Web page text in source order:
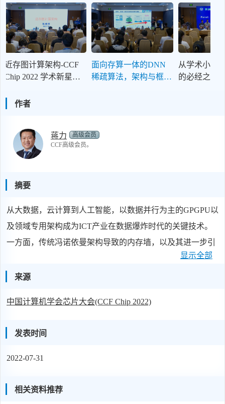
近存图计算架构-CCF
Chip 2022 学术新星论
面向存算一体的DNN
稀疏算法，架构与框
从学术小白
的必经之路-
作者
蒋力
高级会员
CCF高级会员。
摘要
从大数据，云计算到人工智能，以数据并行为主的GPGPU以
及领域专用架构成为ICT产业在数据爆炸时代的关键技术。
一方面，传统冯诺依曼架构导致的内存墙，以及其进一步引
发的能效墙问题成为制约架构性能与能效提升的主要瓶颈；
另一方面，数据中有大量稀疏性难以在计算架构中被利用。
架构，通过稀疏算法和架构的协同优化，大幅提高计算性
显示全部
来源
中国计算机学会芯片大会(CCF Chip 2022)
发表时间
2022-07-31
相关资料推荐